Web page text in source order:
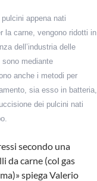
appena nati
la carne, vengono ridotti in
dell’industria delle
mediante
anche i metodi per
sia esso in batteria,
dei pulcini nati
secondo una
da carne (col gas
spiega Valerio